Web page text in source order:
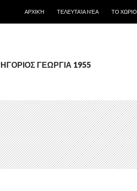
ΑΡΧΙΚΉ
ΤΕΛΕΥΤΑΊΑ NΈΑ ΤΟ ΧΩΡΙΟ
ΓΕΩΡΓΙΑ 1955